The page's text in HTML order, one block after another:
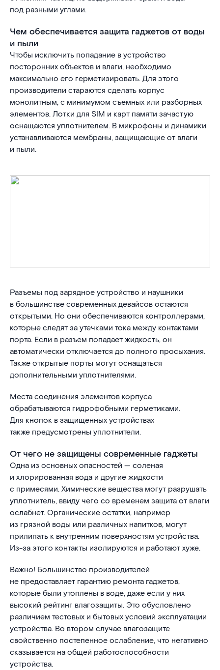
под разными углами.
Чем обеспечивается защита гаджетов от воды
и пыли
Чтобы исключить попадание в устройство
посторонних объектов и влаги, необходимо
максимально его герметизировать. Для этого
производители стараются сделать корпус
монолитным, с минимумом съемных или разборных
элементов. Лотки для SIM и карт памяти зачастую
оснащаются уплотнителем. В микрофоны и динамики
устанавливаются мембраны, защищающие от влаги
и пыли.
Разъемы под зарядное устройство и наушники
в большинстве современных девайсов остаются
открытыми. Но они обеспечиваются контроллерами,
которые следят за утечками тока между контактами
порта. Если в разъем попадает жидкость, он
автоматически отключается до полного просыхания.
Также открытые порты могут оснащаться
дополнительными уплотнителями.
Места соединения элементов корпуса
обрабатываются гидрофобными герметиками.
Для кнопок в защищенных устройствах
также предусмотрены уплотнители.
От чего не защищены современные гаджеты
Одна из основных опасностей — соленая
и хлорированная вода и другие жидкости
с примесями. Химические вещества могут разрушать
уплотнитель, ввиду чего со временем защита от влаги
ослабнет. Органические остатки, например
из грязной воды или различных напитков, могут
прилипать к внутренним поверхностям устройства.
Из-за этого контакты изолируются и работают хуже.
Важно! Большинство производителей
не предоставляет гарантию ремонта гаджетов,
которые были утоплены в воде, даже если у них
высокий рейтинг влагозащиты. Это обусловлено
различием тестовых и бытовых условий эксплуатации
устройства. Во втором случае влагозащите
свойственно постепенное ослабление, что негативно
сказывается на общей работоспособности
устройства.